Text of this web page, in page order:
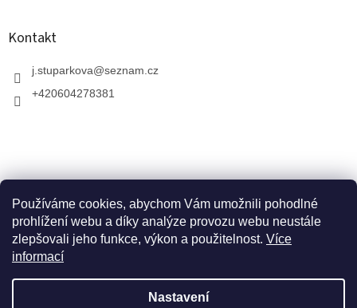
Používáme cookies, abychom Vám umožnili pohodlné
prohlížení webu a díky analýze provozu webu neustále
zlepšovali jeho funkce, výkon a použitelnost. Více
informací
Nastavení
V zahradnictví je možné osobně vybírat stromy a
dopravou. Otevřeno máme ve středu, v pátek a v neděli
Kontakt
j.stuparkova@seznam.cz
+420604278381